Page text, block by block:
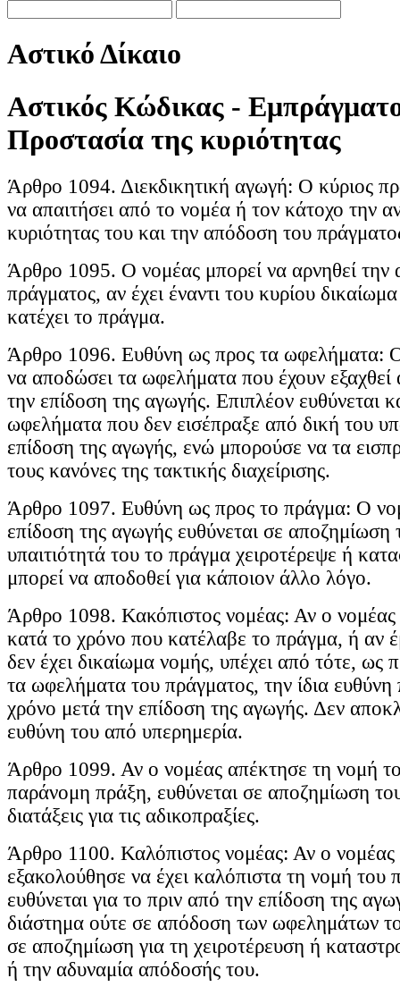
Αστικό Δίκαιο
Αστικός Κώδικας -
Προστασία της κυριότητας
Άρθρο 1094. Διεκδικητική αγωγή: Ο κύριος
να απαιτήσει από το νομέα ή τον κάτοχο την
κυριότητας του και την απόδοση του
Άρθρο 1095. Ο νομέας μπορεί να αρνηθεί την
πράγματος, αν έχει έναντι του κυρίου
κατέχει το πράγμα.
Άρθρο 1096. Ευθύνη ως προς τα ωφελήματα: Ο
να αποδώσει τα ωφελήματα που έχουν
την επίδοση της αγωγής. Επιπλέον ευθύνεται
ωφελήματα που δεν εισέπραξε από δική του
επίδοση της αγωγής, ενώ μπορούσε να τα
τους κανόνες της τακτικής διαχείρισης.
Άρθρο 1097. Ευθύνη ως προς το πράγμα: Ο
επίδοση της αγωγής ευθύνεται σε
υπαιτιότητά του το πράγμα χειροτέρεψε ή
μπορεί να αποδοθεί για κάποιον άλλο λόγο.
Άρθρο 1098. Κακόπιστος νομέας: Αν ο νομέας
κατά το χρόνο που κατέλαβε το πράγμα, ή αν
δεν έχει δικαίωμα νομής, υπέχει από τότε, ως
τα ωφελήματα του πράγματος, την ίδια ευθύνη
χρόνο μετά την επίδοση της αγωγής. Δεν
ευθύνη του από υπερημερία.
Άρθρο 1099. Αν ο νομέας απέκτησε τη νομή
παράνομη πράξη, ευθύνεται σε αποζημίωση
διατάξεις για τις αδικοπραξίες.
Άρθρο 1100. Καλόπιστος νομέας: Αν ο νομέας
εξακολούθησε να έχει καλόπιστα τη νομή του
ευθύνεται για το πριν από την επίδοση της
διάστημα ούτε σε απόδοση των ωφελημάτων
σε αποζημίωση για τη χειροτέρευση ή
ή την αδυναμία απόδοσής του.